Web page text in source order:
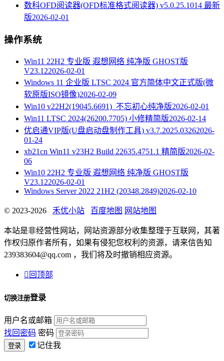
数科OFD阅读器(OFD标准格式阅读器) v5.0.25.1014 最新
版2026-02-01
操作系统
Win11 22H2 专业版 遐想网络 纯净版 GHOST版
V23.122026-02-01
Windows 11 企业版 LTSC 2024 官方简体中文正式版(微
软原版ISO镜像)2026-02-09
Win10 v22H2(19045.6691)_不忘初心纯净版2026-02-01
Win11 LTSC 2024(26200.7705) 小修精简版2026-02-14
优启通VIP版(U盘启动盘制作工具) v3.7.2025.03262026-
01-24
xb21cn Win11 v23H2 Build 22635.4751.1 精简版2026-02-
06
Win10 22H2 专业版 遐想网络 纯净版 GHOST版
V23.122026-02-01
Windows Server 2022 21H2 (20348.2849)2026-02-10
© 2023-2026 禾优小站 百度地图 网站地图
本站是非经营性网站，网站资源部分收集整理于互联网，其著
作权归原作者所有，如果有侵犯您权利的资源，请来信告知
239383604@qq.com ，我们将及时撤销相应资源。
 回顶部
切换注册登录
用户名或邮箱
找回密码 密码
记住我